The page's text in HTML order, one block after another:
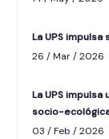
La UPS
26 / Mar / 2026
La UPS
socio-
03 / Feb / 2026
ASISTENTE UPS